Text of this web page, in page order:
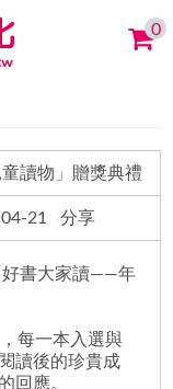
0
讀物」贈獎典禮
21 分享
好書大家讀——年
每一本入選與
讀後的珍貴成
回應。